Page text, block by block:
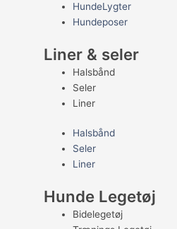
HundeLygter
Hundeposer
Liner & seler
Halsbånd
Seler
Liner
Halsbånd
Seler
Liner
Hunde Legetøj
Bidelegetøj